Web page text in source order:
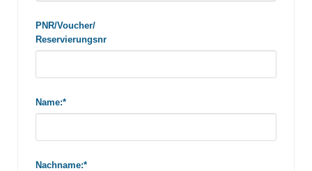
PNR/Voucher/
Reservierungsnr
Name:*
Nachname:*